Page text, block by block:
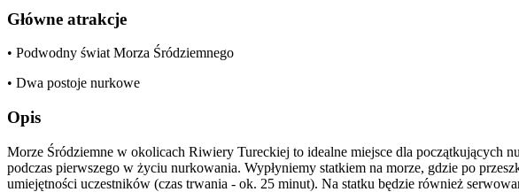
Główne atrakcje
• Podwodny świat Morza Śródziemnego
• Dwa postoje nurkowe
Opis
Morze Śródziemne w okolicach Riwiery Tureckiej to idealne miejsce dla początkujących
podczas pierwszego w życiu nurkowania. Wypłyniemy statkiem na morze, gdzie po
umiejętności uczestników (czas trwania - ok. 25 minut). Na statku będzie również